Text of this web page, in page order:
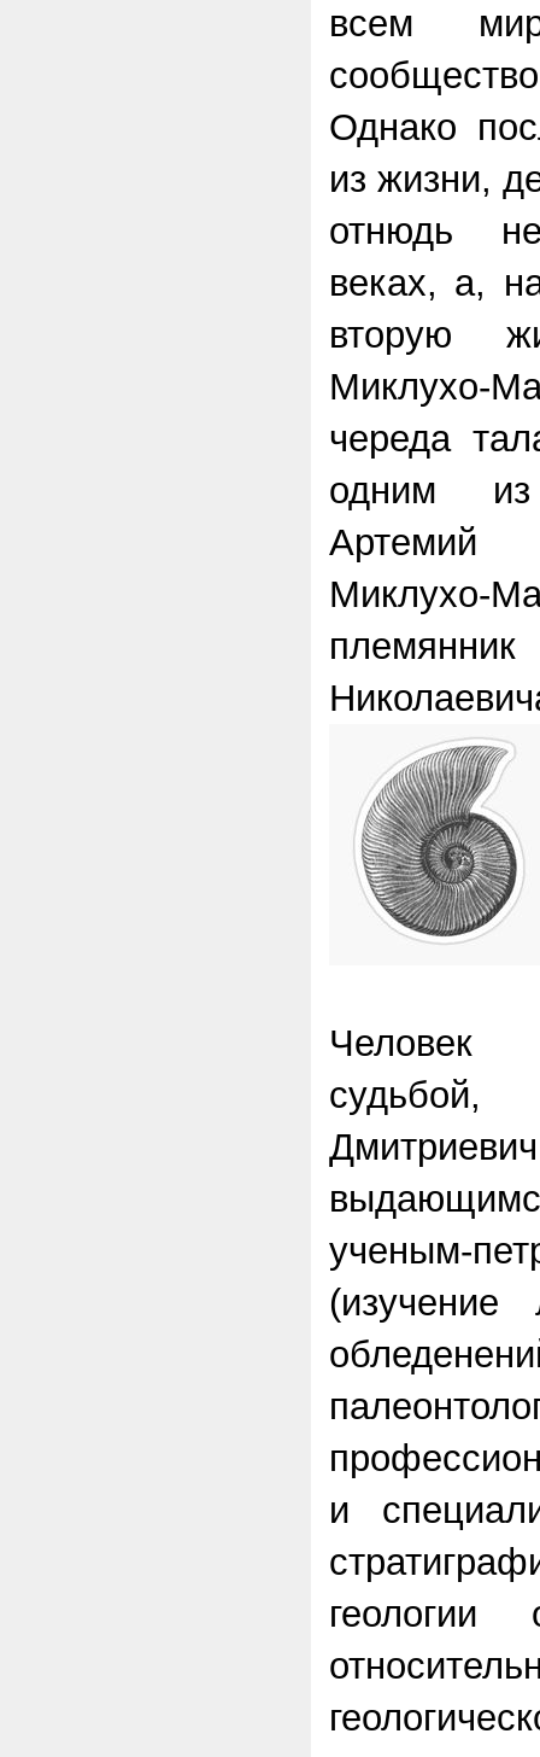
всем
Однако
из жизни,
отнюдь
веках, а,
вторую
череда
одним
Миклухо-
Человек
ученым-
и
геологии